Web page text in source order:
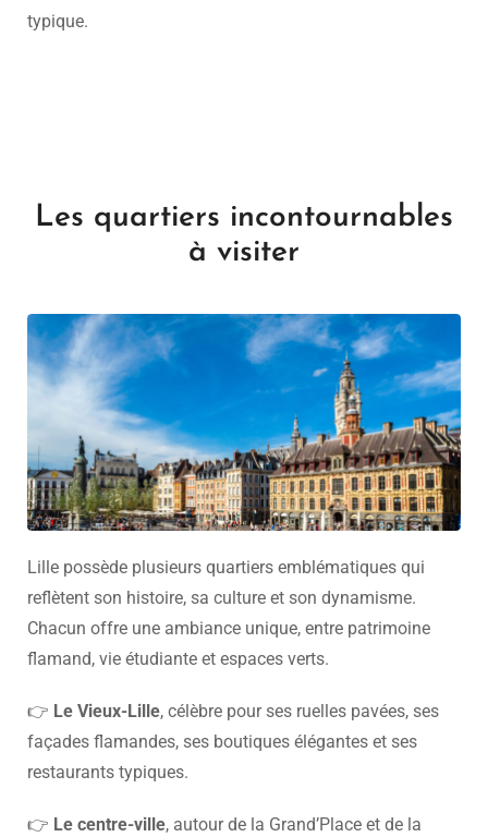
typique.
Les quartiers incontournables
à visiter
Lille possède plusieurs quartiers emblématiques qui
reflètent son histoire, sa culture et son dynamisme.
Chacun offre une ambiance unique, entre patrimoine
flamand, vie étudiante et espaces verts.
👉 Le Vieux-Lille, célèbre pour ses ruelles pavées, ses
façades flamandes, ses boutiques élégantes et ses
restaurants typiques.
👉 Le centre-ville, autour de la Grand’Place et de la